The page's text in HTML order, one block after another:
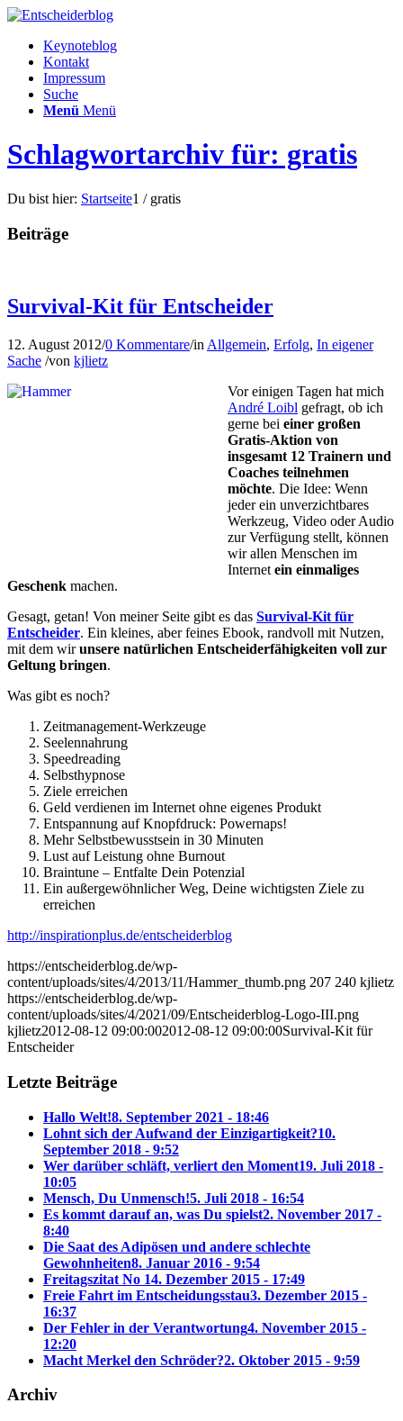
Keynoteblog
Kontakt
Impressum
Suche
Menü Menü
Schlagwortarchiv für: gratis
Du bist hier: Startseite1 / gratis
Beiträge
Survival-Kit für Entscheider
12. August 2012/0 Kommentare/in Allgemein, Erfolg, In eigener
Sache /von kjlietz
Vor einigen Tagen hat mich
André Loibl gefragt, ob ich
gerne bei einer großen
Gratis-Aktion von
insgesamt 12 Trainern und
Coaches teilnehmen
möchte. Die Idee: Wenn
jeder ein unverzichtbares
Werkzeug, Video oder Audio
zur Verfügung stellt, können
wir allen Menschen im
Internet ein einmaliges
Geschenk machen.
Gesagt, getan! Von meiner Seite gibt es das Survival-Kit für
Entscheider. Ein kleines, aber feines Ebook, randvoll mit Nutzen,
mit dem wirunsere natürlichen Entscheiderfähigkeiten voll zur
Geltung bringen.
Was gibt es noch?
Zeitmanagement-Werkzeuge
Seelennahrung
Speedreading
Selbsthypnose
Ziele erreichen
Geld verdienen im Internet ohne eigenes Produkt
Entspannung auf Knopfdruck: Powernaps!
Mehr Selbstbewusstsein in 30 Minuten
Lust auf Leistung ohne Burnout
Braintune – Entfalte Dein Potenzial
Ein außergewöhnlicher Weg, Deine wichtigsten Ziele zu
erreichen
http://inspirationplus.de/entscheiderblog
https://entscheiderblog.de/wp-
content/uploads/sites/4/2013/11/Hammer_thumb.png 207 240 kjlietz
https://entscheiderblog.de/wp-
content/uploads/sites/4/2021/09/Entscheiderblog-Logo-III.png
kjlietz2012-08-12 09:00:002012-08-12 09:00:00Survival-Kit für
Entscheider
Letzte Beiträge
Hallo Welt!8. September 2021 - 18:46
Lohnt sich der Aufwand der Einzigartigkeit?10.
September 2018 - 9:52
Wer darüber schläft, verliert den Moment19. Juli 2018 -
10:05
Mensch, Du Unmensch!5. Juli 2018 - 16:54
Es kommt darauf an, was Du spielst2. November 2017 -
8:40
Die Saat des Adipösen und andere schlechte
Gewohnheiten8. Januar 2016 - 9:54
Freitagszitat No 14. Dezember 2015 - 17:49
Freie Fahrt im Entscheidungsstau3. Dezember 2015 -
16:37
Der Fehler in der Verantwortung4. November 2015 -
12:20
Macht Merkel den Schröder?2. Oktober 2015 - 9:59
Archiv